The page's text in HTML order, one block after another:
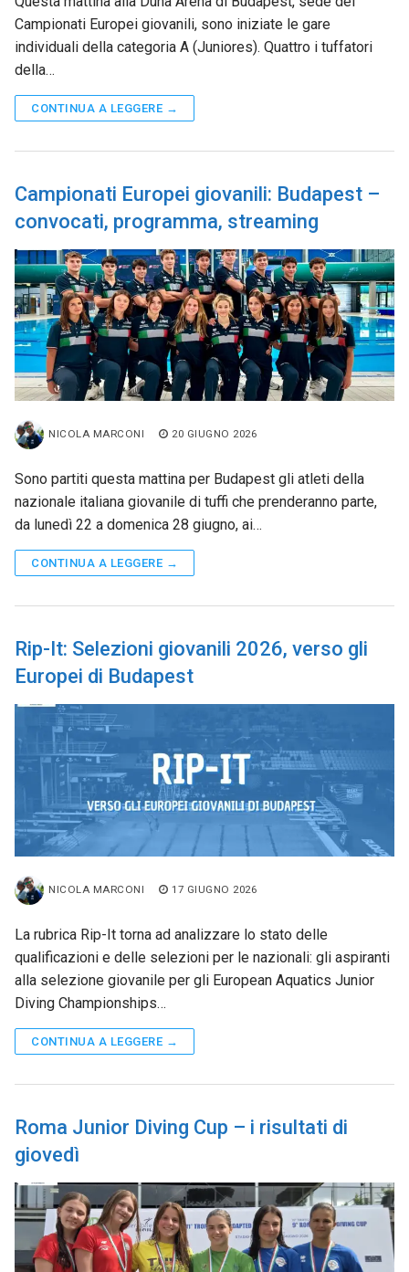
Campionati Europei giovanili, sono iniziate le gare
individuali della categoria A (Juniores). Quattro i tuffatori
della…
CONTINUA A LEGGERE →
Campionati Europei giovanili: Budapest –
convocati, programma, streaming
NICOLA MARCONI 20 GIUGNO 2026
Sono partiti questa mattina per Budapest gli atleti della
nazionale italiana giovanile di tuffi che prenderanno parte,
da lunedì 22 a domenica 28 giugno, ai…
CONTINUA A LEGGERE →
Rip-It: Selezioni giovanili 2026, verso gli
Europei di Budapest
NICOLA MARCONI 17 GIUGNO 2026
La rubrica Rip-It torna ad analizzare lo stato delle
qualificazioni e delle selezioni per le nazionali: gli aspiranti
alla selezione giovanile per gli European Aquatics Junior
Diving Championships…
CONTINUA A LEGGERE →
Roma Junior Diving Cup – i risultati di
giovedì